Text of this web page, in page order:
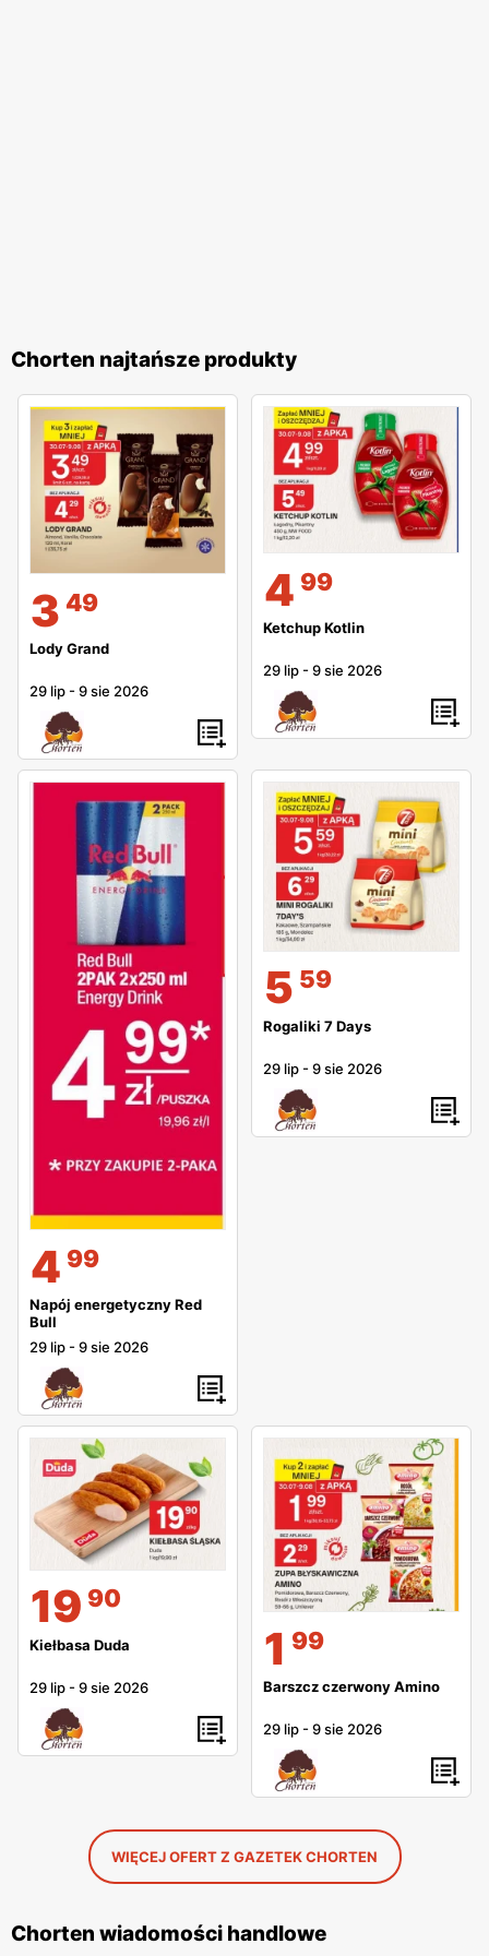
zakupy jeszcze bardziej opłacalnymi. Dzięki szerokiemu
asortymentowi oraz licznym udogodnieniom,Chortenjest
miejscem, które warto odwiedzać regularnie, ciesząc się
wygodą i korzyściami płynącymi z zakupów.
Chorten najtańsze produkty
3 49
Lody Grand
29 lip -9 sie 2026
4 99
Ketchup Kotlin
29 lip -9 sie 2026
4 99
Napój energetyczny Red
Bull
29 lip -9 sie 2026
5 59
Rogaliki 7 Days
29 lip -9 sie 2026
19 90
Kiełbasa Duda
29 lip -9 sie 2026
1 99
Barszcz czerwony Amino
29 lip -9 sie 2026
WIĘCEJ OFERT Z GAZETEK CHORTEN
Chorten wiadomości handlowe